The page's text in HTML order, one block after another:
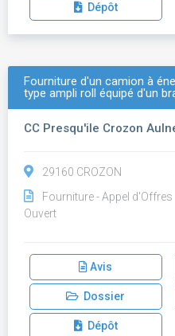
Dépôt
Fourniture d'un camion à
type ampli roll équipé d'un
CC Presqu'ile Crozon
29160 CROZON
Fourniture - Appel d'Offres
Ouvert
Avis
Dossier
Dépôt